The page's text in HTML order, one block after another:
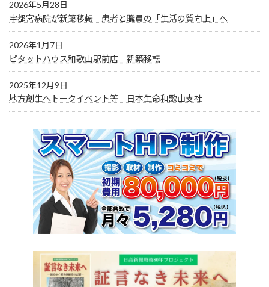
2026年5月28日
宇都宮病院が新築移転 患者と職員の「生活の質向上」へ
2026年1月7日
ピタットハウス和歌山駅前店 新築移転
2025年12月9日
地方創生へトークイベント等 日本生命和歌山支社